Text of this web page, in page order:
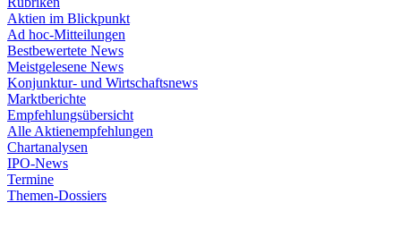
Aktien im Blickpunkt
Ad hoc-Mitteilungen
Bestbewertete News
Meistgelesene News
Konjunktur- und Wirtschaftsnews
Marktberichte
Empfehlungsübersicht
Alle Aktienempfehlungen
Chartanalysen
IPO-News
Termine
Themen-Dossiers